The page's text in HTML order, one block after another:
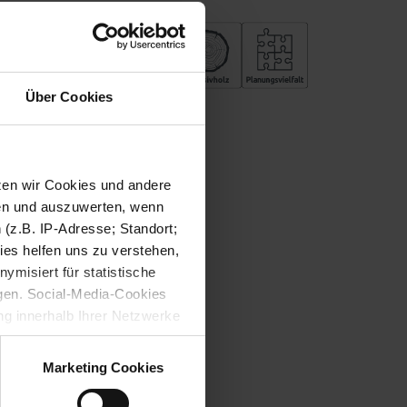
Über Cookies
wir Cookies und andere
und auszuwerten, wenn
IP-Adresse; Standort;
helfen uns zu verstehen,
für statistische
Social-Media-Cookies
innerhalb Ihrer Netzwerke
zulassen möchten.
“, wenn Sie mit
Sie bitte unsere
Marketing Cookies